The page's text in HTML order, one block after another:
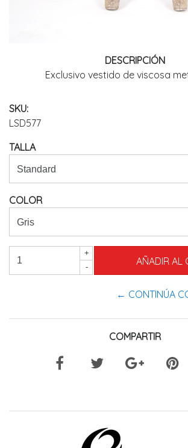
DESCRIPCIÓN
Exclusivo vestido de viscosa
SKU:
LSD577
TALLA
COLOR
+
-
← CONTINÚA
COMPARTIR